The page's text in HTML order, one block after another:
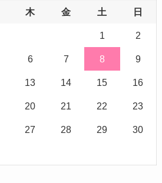
木 金 土 日
1 2
6 7 8 9
13 14 15 16
20 21 22 23
27 28 29 30